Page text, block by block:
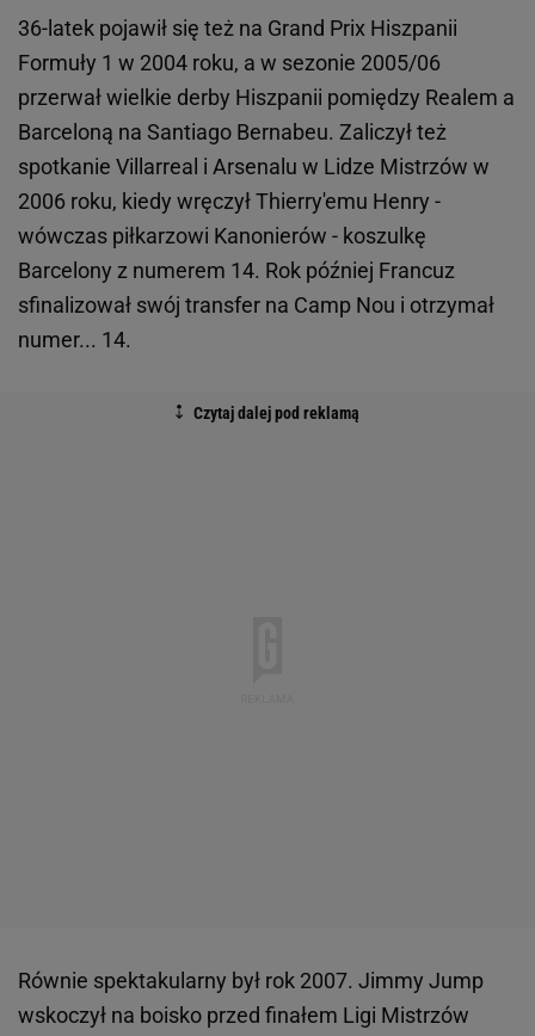
36-latek pojawił się też na Grand Prix Hiszpanii
Formuły 1 w 2004 roku, a w sezonie 2005/06
przerwał wielkie derby Hiszpanii pomiędzy Realem a
Barceloną na Santiago Bernabeu. Zaliczył też
spotkanie Villarreal i Arsenalu w Lidze Mistrzów w
2006 roku, kiedy wręczył Thierry'emu Henry -
wówczas piłkarzowi Kanonierów - koszulkę
Barcelony z numerem 14. Rok później Francuz
sfinalizował swój transfer na Camp Nou i otrzymał
numer... 14.
Równie spektakularny był rok 2007. Jimmy Jump
wskoczył na boisko przed finałem Ligi Mistrzów